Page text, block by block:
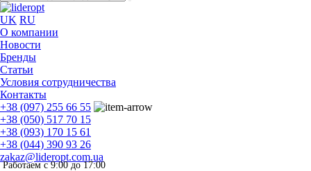
UK RU
О компании
Новости
Бренды
Статьи
Условия сотрудничества
Контакты
+38 (097) 255 66 55
+38 (050) 517 70 15
+38 (093) 170 15 61
+38 (044) 390 93 26
zakaz@lideropt.com.ua
Работаем с 9:00 до 17:00